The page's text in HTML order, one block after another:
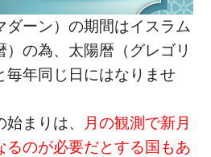
サービス内容
企業情報
お問合わせ
ダーン）の期間はイスラム
）の為、太陽暦（グレゴリ
毎年同じ日にはなりませ
まりは、
月の観測で新月
るのが必要だとする国もあ